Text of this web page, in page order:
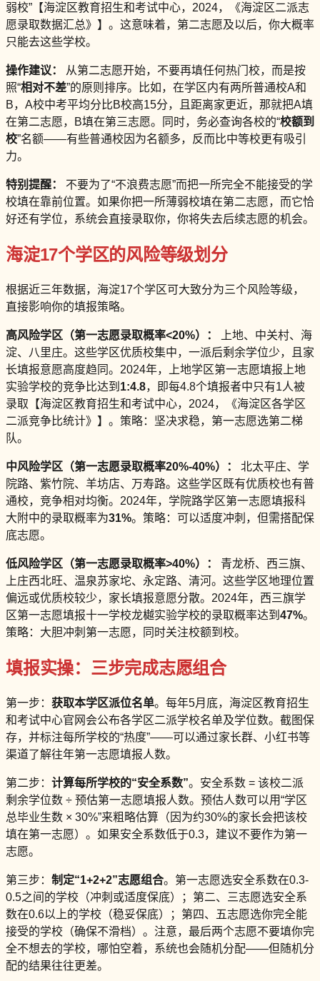
弱校”【海淀区教育招生和考试中心，2024，《海淀区二派志
愿录取数据汇总》】。这意味着，第二志愿及以后，你大概率
只能去这些学校。
操作建议：
从第二志愿开始，不要再填任何热门校，而是按
照“相对不差”的原则排序。比如，在学区内有两所普通校A和
B，A校中考平均分比B校高15分，且距离家更近，那就把A填
在第二志愿，B填在第三志愿。同时，务必查询各校的“校额到
校”名额——有些普通校因为名额多，反而比中等校更有吸引
力。
特别提醒：
不要为了“不浪费志愿”而把一所完全不能接受的学
校填在靠前位置。如果你把一所薄弱校填在第二志愿，而它恰
好还有学位，系统会直接录取你，你将失去后续志愿的机会。
海淀17个学区的风险等级划分
根据近三年数据，海淀17个学区可大致分为三个风险等级，
直接影响你的填报策略。
高风险学区（第一志愿录取概率<20%）：
上地、中关村、海
淀、八里庄。这些学区优质校集中，一派后剩余学位少，且家
长填报意愿高度趋同。2024年，上地学区第一志愿填报上地
实验学校的竞争比达到 1:4.8，即每4.8个填报者中只有1人被
录取【海淀区教育招生和考试中心，2024，《海淀区各学区
二派竞争比统计》】。策略：坚决求稳，第一志愿选第二梯
队。
中风险学区（第一志愿录取概率20%-40%）：
北太平庄、学
院路、紫竹院、羊坊店、万寿路。这些学区既有优质校也有普
通校，竞争相对均衡。2024年，学院路学区第一志愿填报科
大附中的录取概率为31%。策略：可以适度冲刺，但需搭配保
底志愿。
低风险学区（第一志愿录取概率>40%）：
青龙桥、西三旗、
上庄西北旺、温泉苏家坨、永定路、清河。这些学区地理位置
偏远或优质校较少，家长填报意愿分散。2024年，西三旗学
区第一志愿填报十一学校龙樾实验学校的录取概率达到 47%。
策略：大胆冲刺第一志愿，同时关注校额到校。
填报实操：三步完成志愿组合
第一步： 获取本学区派位名单。每年5月底，海淀区教育招生
和考试中心官网会公布各学区二派学校名单及学位数。截图保
存，并标注每所学校的“热度”——可以通过家长群、小红书等
渠道了解往年第一志愿填报人数。
第二步： 计算每所学校的“安全系数”。安全系数 = 该校二派
剩余学位数 ÷ 预估第一志愿填报人数。预估人数可以用“学区
总毕业生数 × 30%”来粗略估算（因为约30%的家长会把该校
填在第一志愿）。如果安全系数低于0.3，建议不要作为第一
志愿。
第三步： 制定“1+2+2”志愿组合。第一志愿选安全系数在0.3-
0.5之间的学校（冲刺或适度保底）；第二、三志愿选安全系
数在0.6以上的学校（稳妥保底）；第四、五志愿选你完全能
接受的学校（确保不滑档）。注意，最后两个志愿不要填你完
全不想去的学校，哪怕空着，系统也会随机分配——但随机分
配的结果往往更差。